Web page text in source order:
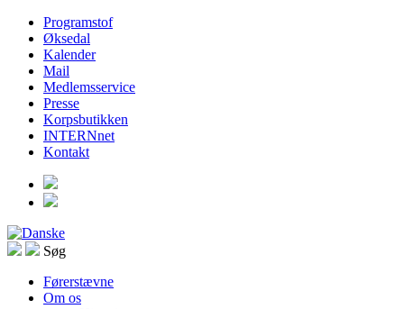
Programstof
Øksedal
Kalender
Mail
Medlemsservice
Presse
Korpsbutikken
INTERNnet
Kontakt
Søg
Førerstævne
Om os